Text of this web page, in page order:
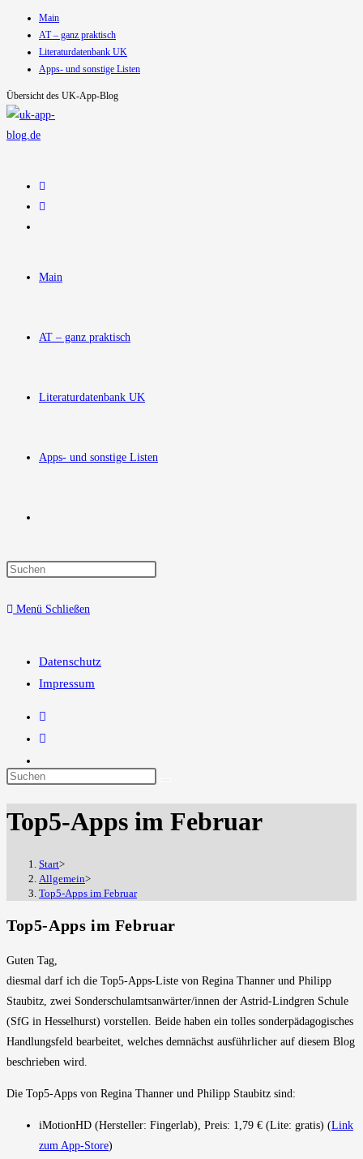
Inhalt
springen
Main
AT – ganz praktisch
Literaturdatenbank UK
Apps- und sonstige Listen
Übersicht des UK-App-Blog
Main
AT – ganz praktisch
Literaturdatenbank UK
Apps- und sonstige Listen
Suche
Menü Schließen
Datenschutz
Impressum
Diese
durchsuchen
Top5-Apps im Februar
Start>
Allgemein>
Top5-Apps im Februar
Top5-Apps im Februar
Guten Tag,
diesmal darf ich die Top5-Apps-Liste von Regina Thanner und Philipp
Staubitz, zwei Sonderschulamtsanwärter/innen der Astrid-Lindgren Schule
(SfG in Hesselhurst) vorstellen. Beide haben ein tolles sonderpädagogisches
Handlungsfeld bearbeitet, welches demnächst ausführlicher auf diesem Blog
beschrieben wird.
Die Top5-Apps von Regina Thanner und Philipp Staubitz sind:
iMotionHD (Hersteller: Fingerlab), Preis: 1,79 € (Lite: gratis) (Link
zum App-Store)